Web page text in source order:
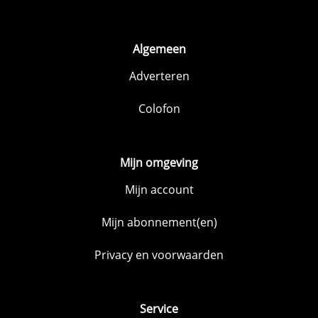
Algemeen
Adverteren
Colofon
Mijn omgeving
Mijn account
Mijn abonnement(en)
Privacy en voorwaarden
Service